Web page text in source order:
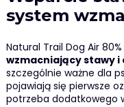
system
Natural Trail Dog Air
wzmacniający stawy i
szczególnie ważne dla
pojawiają się pierwsze
potrzeba dodatkowego